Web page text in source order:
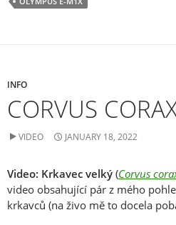
INFO
CORVUS
VIDEO JANUARY 18, 2022
Video: Krkavec velký (Corvus
video obsahující pár z mého
krkavců (na živo mě to docela